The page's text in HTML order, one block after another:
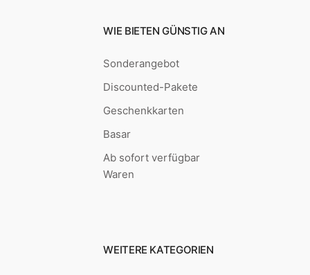
WIE BIETEN GÜNSTIG AN
Sonderangebot
Discounted-Pakete
Geschenkkarten
Basar
Ab sofort verfügbar
Waren
WEITERE KATEGORIEN